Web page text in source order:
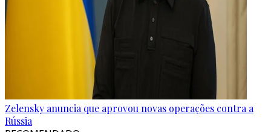
Zelensky anuncia que aprovou novas operações contra a
Rússia